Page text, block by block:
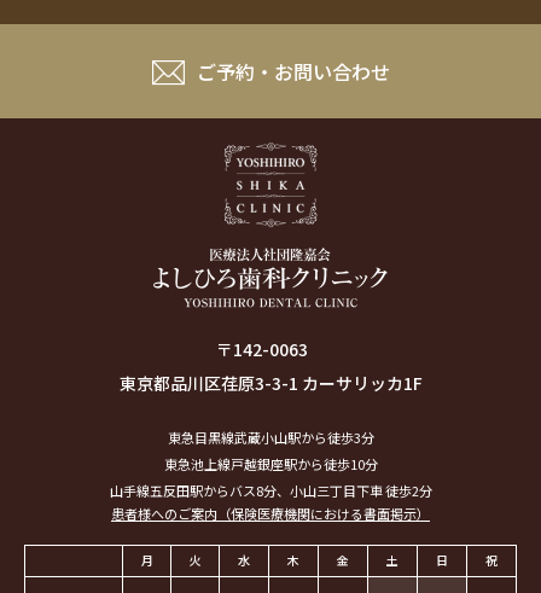
ご予約・お問い合わせ
〒142-0063
東京都品川区荏原3-3-1 カーサリッカ1F
東急目黒線武蔵小山駅から徒歩3分
東急池上線戸越銀座駅から徒歩10分
山手線五反田駅からバス8分、小山三丁目下車 徒歩2分
患者様へのご案内（保険医療機関における書面掲示）
月 火 水 木 金 土 日 祝